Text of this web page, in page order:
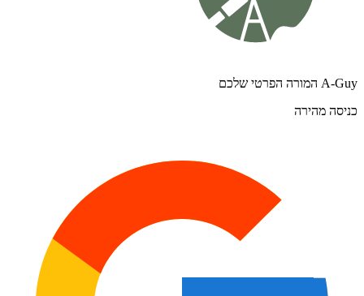
A-Guy המורה הפרטי שלכם
כניסה מהירה